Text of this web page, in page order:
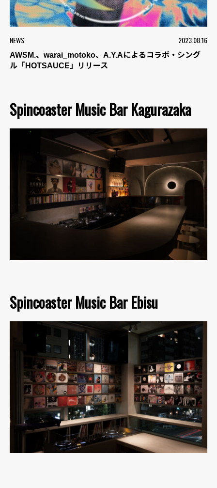
NEWS 2023.08.16
AWSM.、warai_motoko、A.Y.Aによるコラボ・シング
ル「HOTSAUCE」リリース
Spincoaster Music Bar Kagurazaka
Spincoaster Music Bar Ebisu